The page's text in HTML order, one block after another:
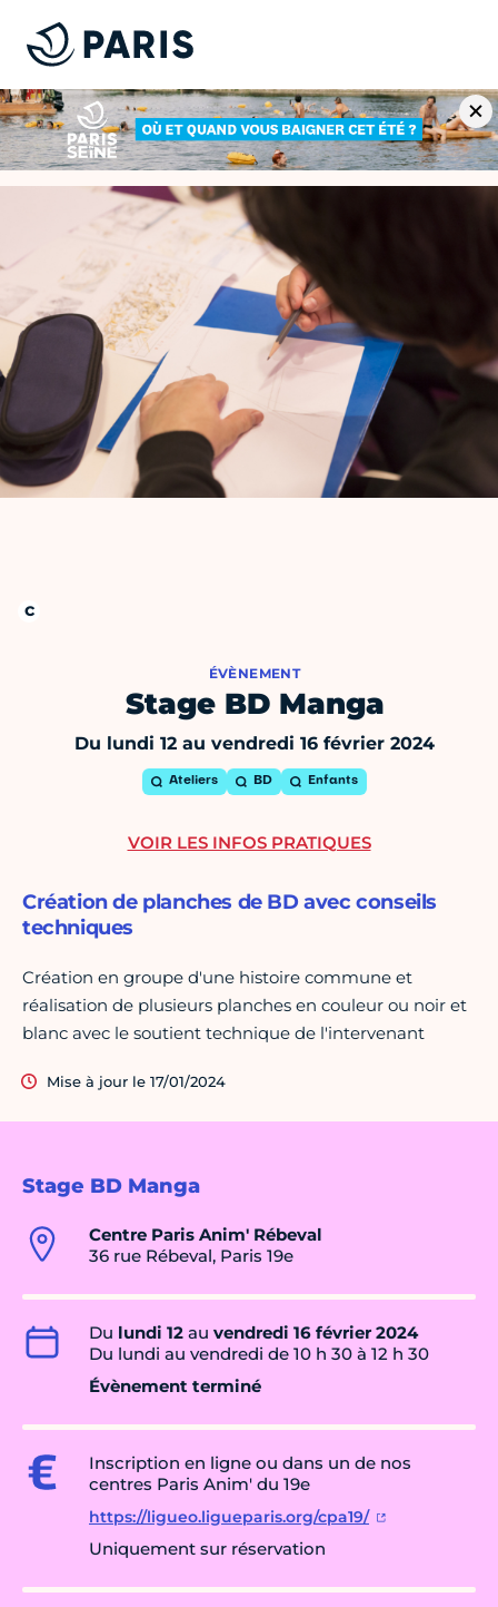
ÉVÈNEMENT
Stage BD Manga
Du lundi 12 au vendredi 16 février 2024
Ateliers BD Enfants
Stage BD Manga
Centre Paris Anim' Rébeval
36 rue Rébeval, Paris 19e
Du lundi 12 au vendredi 16 février 2024
Du lundi au vendredi de 10 h 30 à 12 h 30
Évènement terminé
Inscription en ligne ou dans un de nos
centres Paris Anim' du 19e
https://ligueo.ligueparis.org/cpa19/
Uniquement sur réservation
Création de planches de BD avec conseils
techniques
Création en groupe d'une histoire commune et
réalisation de plusieurs planches en couleur ou noir et
blanc avec le soutient technique de l'intervenant
Mise à jour le 17/01/2024
VOIR LES INFOS PRATIQUES